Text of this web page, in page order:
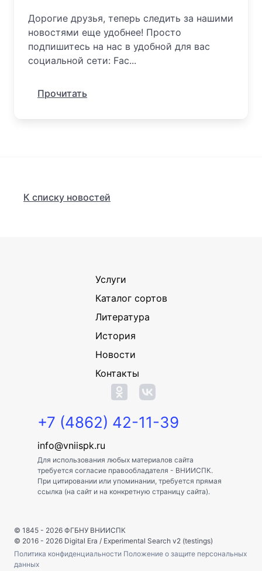
Дорогие друзья, теперь следить за нашими
новостями еще удобнее! Просто
подпишитесь на нас в удобной для вас
социальной сети: Fac...
Прочитать
К списку новостей
Услуги
Каталог сортов
Литература
История
Новости
Контакты
+7 (4862) 42-11-39
info@vniispk.ru
Для использования любых материалов сайта
требуется согласие правообладателя - ВНИИСПК.
При цитировании или упоминании, требуется прямая
ссылка (на сайт и на конкретную страницу сайта).
© 1845 - 2026 ФГБНУ ВНИИСПК
© 2016 - 2026 Digital Era / Experimental Search v2 (testings)
Политика конфиденциальности Положение о защите персональных
данных